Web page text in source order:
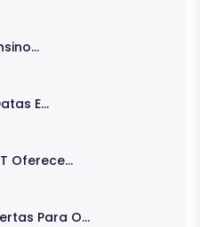
E...
Oferece...
Para O...